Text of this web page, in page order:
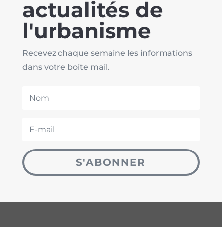
actualités de
l'urbanisme
Recevez chaque semaine les informations
dans votre boite mail.
S'ABONNER